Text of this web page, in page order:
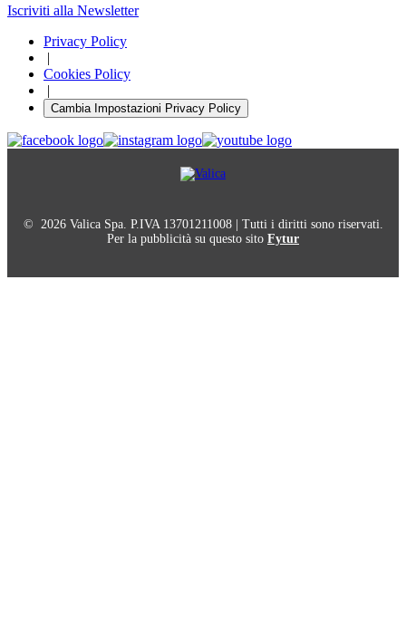
Iscriviti alla Newsletter
Privacy Policy
|
Cookies Policy
|
Cambia Impostazioni Privacy Policy
© 2026 Valica Spa. P.IVA 13701211008 | Tutti i diritti sono riservati.
Per la pubblicità su questo sito Fytur